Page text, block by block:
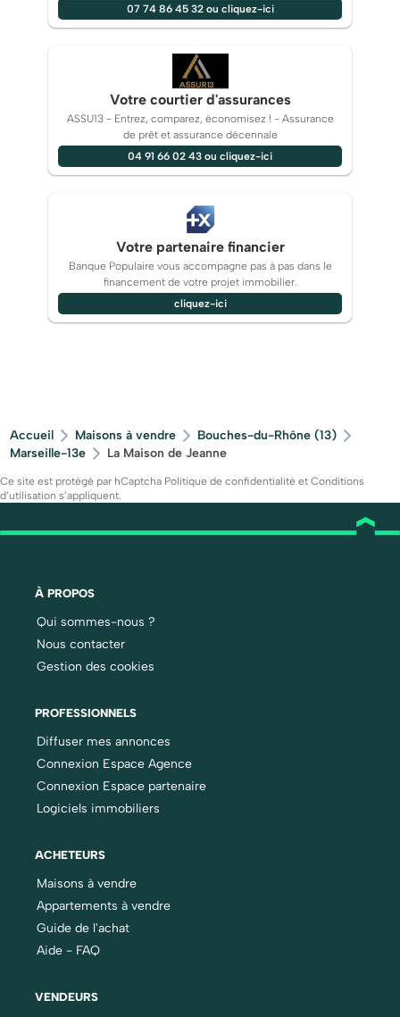
07 74 86 45 32 ou cliquez-ici
Votre courtier d'assurances
ASSU13 - Entrez, comparez, économisez ! - Assurance
de prêt et assurance décennale
04 91 66 02 43 ou cliquez-ici
Votre partenaire financier
Banque Populaire vous accompagne pas à pas dans le
financement de votre projet immobilier.
cliquez-ici
Accueil Maisons à vendre
Bouches-du-Rhône (13)
Marseille-13e
La Maison de Jeanne
Ce site est protégé par hCaptcha Politique de confidentialité et Conditions
d’utilisation s’appliquent.
À PROPOS
Qui sommes-nous ?
Nous contacter
Gestion des cookies
PROFESSIONNELS
Diffuser mes annonces
Connexion Espace Agence
Connexion Espace partenaire
Logiciels immobiliers
ACHETEURS
Maisons à vendre
Appartements à vendre
Guide de l'achat
Aide - FAQ
VENDEURS